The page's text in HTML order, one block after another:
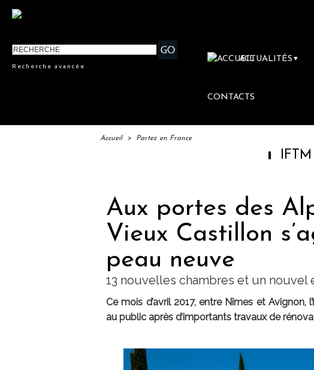
Recherche avancée
ACTUALITÉS ▼
CONTACTS
Accueil > Partez en France
IFTM :
Aux portes des
Vieux Castillon
peau neuve
13 nouvelles chambres et un
Ce mois d’avril 2017, entre Nîmes et
au public après d’importants travaux de